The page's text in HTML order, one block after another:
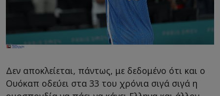
Δεν αποκλείεται, πάντως, με δεδομένο ότι και ο
Ουόκαπ οδεύει στα 33 του χρόνια σιγά σιγά η